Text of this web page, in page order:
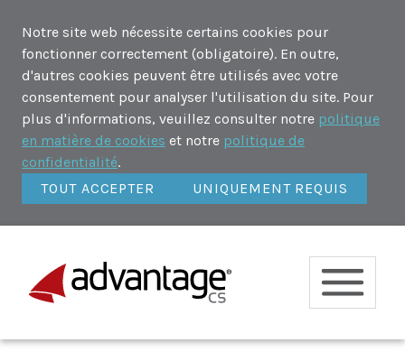
Notre site web nécessite certains cookies pour
fonctionner correctement (obligatoire). En outre,
d'autres cookies peuvent être utilisés avec votre
consentement pour analyser l'utilisation du site. Pour
plus d'informations, veuillez consulter notre politique
en matière de cookies et notre politique de
confidentialité.
TOUT ACCEPTER
UNIQUEMENT REQUIS